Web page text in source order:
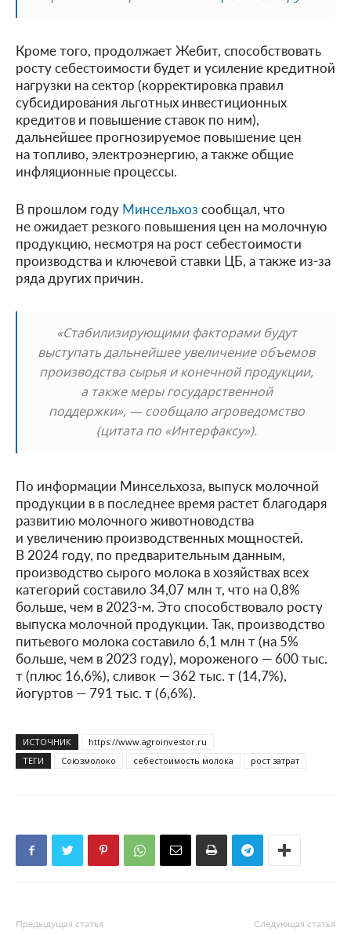
Кроме того, продолжает Жебит, способствовать
росту себестоимости будет и усиление кредитной
нагрузки на сектор (корректировка правил
субсидирования льготных инвестиционных
кредитов и повышение ставок по ним),
дальнейшее прогнозируемое повышение цен
на топливо, электроэнергию, а также общие
инфляционные процессы.
В прошлом году Минсельхоз сообщал, что
не ожидает резкого повышения цен на молочную
продукцию, несмотря на рост себестоимости
производства и ключевой ставки ЦБ, а также из-за
ряда других причин.
«Стабилизирующими факторами будут
выступать дальнейшее увеличение объемов
производства сырья и конечной продукции,
а также меры государственной
поддержки», — сообщало агроведомство
(цитата по «Интерфаксу»).
По информации Минсельхоза, выпуск молочной
продукции в в последнее время растет благодаря
развитию молочного животноводства
и увеличению производственных мощностей.
В 2024 году, по предварительным данным,
производство сырого молока в хозяйствах всех
категорий составило 34,07 млн т, что на 0,8%
больше, чем в 2023-м. Это способствовало росту
выпуска молочной продукции. Так, производство
питьевого молока составило 6,1 млн т (на 5%
больше, чем в 2023 году), мороженого — 600 тыс.
т (плюс 16,6%), сливок — 362 тыс. т (14,7%),
йогуртов — 791 тыс. т (6,6%).
ИСТОЧНИК
https://www.agroinvestor.ru
ТЕГИ
Союзмолоко себестоимость молока рост затрат
Предыдущая статья Следующая статья